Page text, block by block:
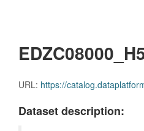
URL: https://catalog.dataplatform-yamanashi.jp/dataset/2ac7093b-83d0-4376-b313-
Dataset description: